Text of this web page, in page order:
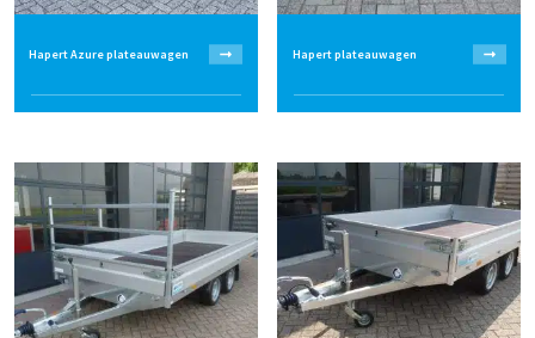
Hapert Azure plateauwagen Hapert plateauwagen